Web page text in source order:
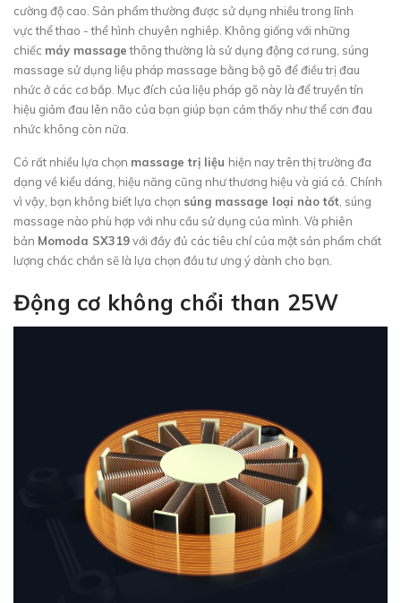
cường độ cao. Sản phẩm thường được sử dụng nhiều trong lĩnh
vực thể thao - thể hình chuyên nghiêp. Không giống với những
chiếc máy massagethông thường là sử dụng động cơ rung, súng
massage sử dụng liệu pháp massage bằng bộ gõ để điều trị đau
nhức ở các cơ bắp. Mục đích của liệu pháp gõ này là để truyền tín
hiệu giảm đau lên não của bạn giúp bạn cảm thấy như thể cơn đau
nhức không còn nữa.
Có rất nhiều lựa chọn massage trị liệu hiện nay trên thị trường đa
dạng về kiểu dáng, hiệu năng cũng như thương hiệu và giá cả. Chính
vì vậy, bạn không biết lựa chọn súng massage loại nào tốt, súng
massage nào phù hợp với nhu cầu sử dụng của mình. Và phiên
bản Momoda SX319với đầy đủ các tiêu chí của một sản phẩm chất
lượng chắc chắn sẽ là lựa chọn đầu tư ưng ý dành cho bạn.
Động cơ không chổi than 25W